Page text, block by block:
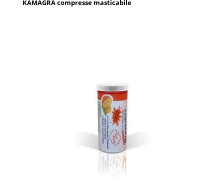
KAMAGRA compresse masticabile